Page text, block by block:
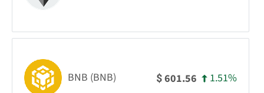
BNB (BNB) $601.56 1.51%